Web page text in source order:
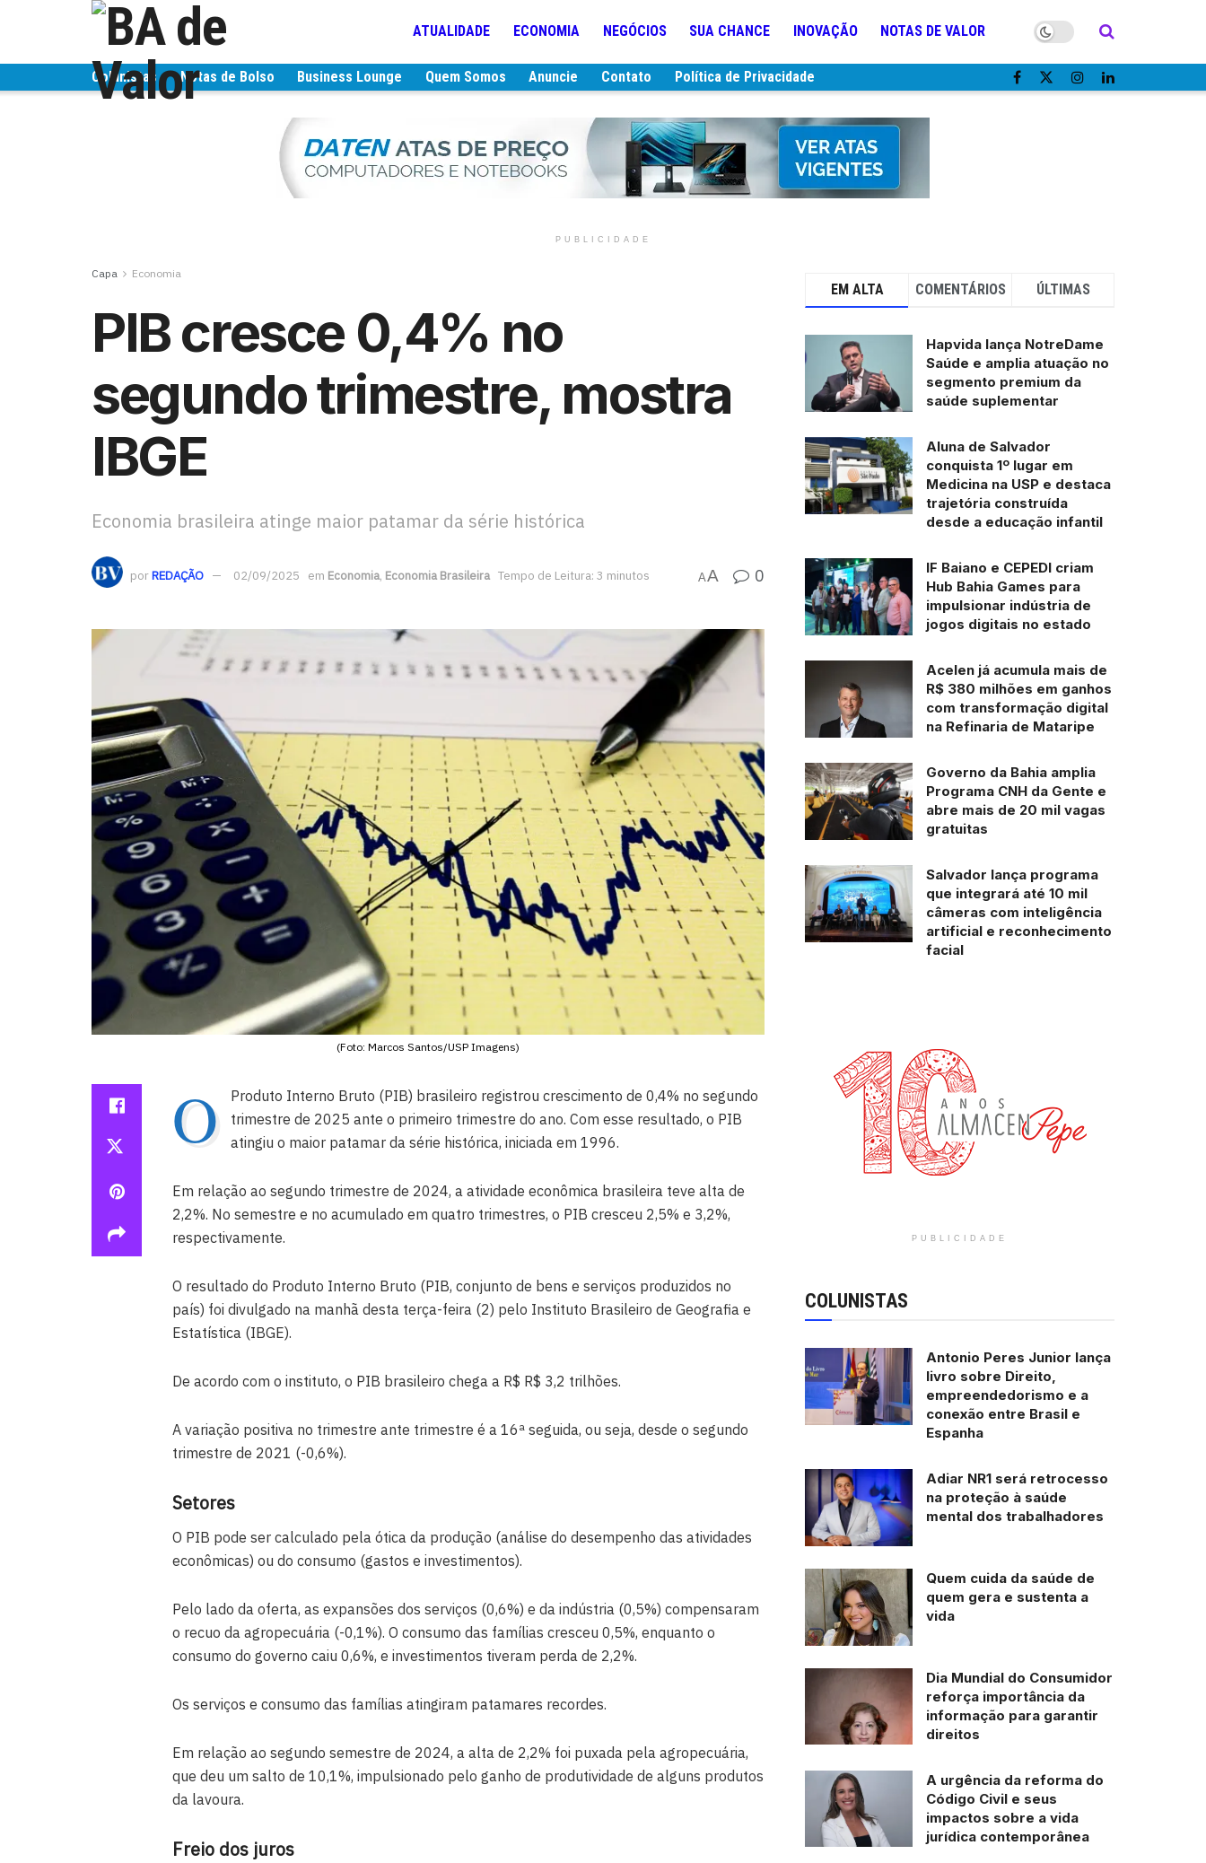
ATUALIDADE ECONOMIA NEGÓCIOS SUA CHANCE INOVAÇÃO NOTAS DE VALOR
Colunistas Notas de Bolso Business Lounge Quem Somos Anuncie Contato Política de Privacidade
PUBLICIDADE
Capa Economia
PIB cresce 0,4% no
segundo trimestre, mostra
IBGE
Economia brasileira atinge maior patamar da série histórica
porREDAÇÃO 02/09/2025 em Economia, Economia Brasileira Tempo de Leitura: 3 minutos AA 0
(Foto: Marcos Santos/USP Imagens)
O
Produto Interno Bruto (PIB) brasileiro registrou crescimento de 0,4% no segundo
trimestre de 2025 ante o primeiro trimestre do ano. Com esse resultado, o PIB
atingiu o maior patamar da série histórica, iniciada em 1996.
Em relação ao segundo trimestre de 2024, a atividade econômica brasileira teve alta de
2,2%. No semestre e no acumulado em quatro trimestres, o PIB cresceu 2,5% e 3,2%,
respectivamente.
O resultado do Produto Interno Bruto (PIB, conjunto de bens e serviços produzidos no
país) foi divulgado na manhã desta terça-feira (2) pelo Instituto Brasileiro de Geografia e
Estatística (IBGE).
De acordo com o instituto, o PIB brasileiro chega a R$ R$ 3,2 trilhões.
A variação positiva no trimestre ante trimestre é a 16ª seguida, ou seja, desde o segundo
trimestre de 2021 (-0,6%).
Setores
O PIB pode ser calculado pela ótica da produção (análise do desempenho das atividades
econômicas) ou do consumo (gastos e investimentos).
Pelo lado da oferta, as expansões dos serviços (0,6%) e da indústria (0,5%) compensaram
o recuo da agropecuária (-0,1%). O consumo das famílias cresceu 0,5%, enquanto o
consumo do governo caiu 0,6%, e investimentos tiveram perda de 2,2%.
Os serviços e consumo das famílias atingiram patamares recordes.
Em relação ao segundo semestre de 2024, a alta de 2,2% foi puxada pela agropecuária,
que deu um salto de 10,1%, impulsionado pelo ganho de produtividade de alguns produtos
da lavoura.
Freio dos juros
EM ALTA COMENTÁRIOS ÚLTIMAS
Hapvida lança NotreDame
Saúde e amplia atuação no
segmento premium da
saúde suplementar
Aluna de Salvador
conquista 1º lugar em
Medicina na USP e destaca
trajetória construída
desde a educação infantil
IF Baiano e CEPEDI criam
Hub Bahia Games para
impulsionar indústria de
jogos digitais no estado
Acelen já acumula mais de
R$ 380 milhões em ganhos
com transformação digital
na Refinaria de Mataripe
Governo da Bahia amplia
Programa CNH da Gente e
abre mais de 20 mil vagas
gratuitas
Salvador lança programa
que integrará até 10 mil
câmeras com inteligência
artificial e reconhecimento
facial
PUBLICIDADE
COLUNISTAS
Antonio Peres Junior lança
livro sobre Direito,
empreendedorismo e a
conexão entre Brasil e
Espanha
Adiar NR1 será retrocesso
na proteção à saúde
mental dos trabalhadores
Quem cuida da saúde de
quem gera e sustenta a
vida
Dia Mundial do Consumidor
reforça importância da
informação para garantir
direitos
A urgência da reforma do
Código Civil e seus
impactos sobre a vida
jurídica contemporânea